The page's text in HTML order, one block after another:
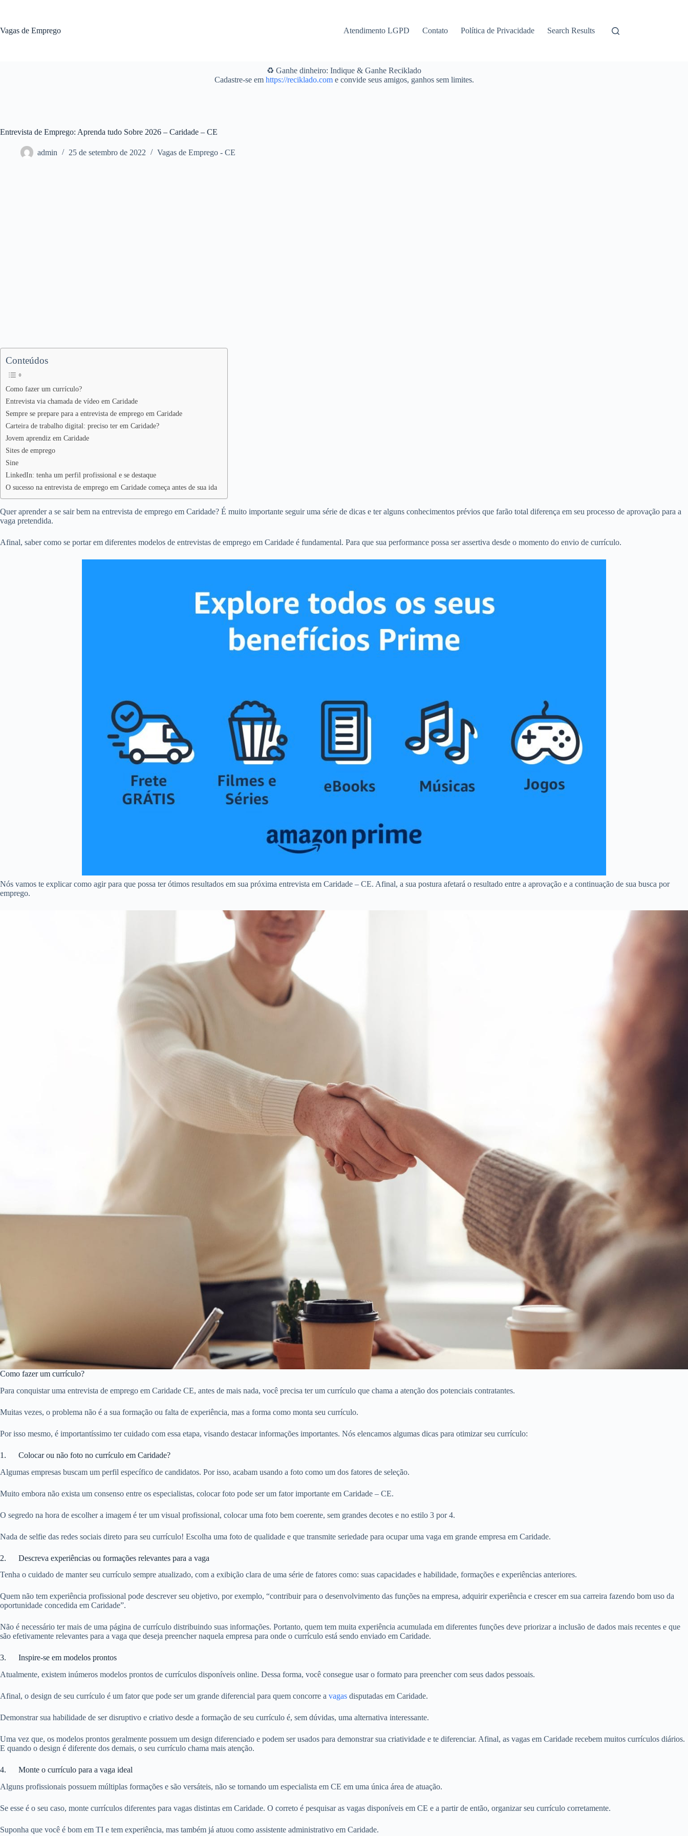
conteúdo
Vagas de Emprego Atendimento LGPD Contato Política de Privacidade Search Results
♻️ Ganhe dinheiro: Indique & Ganhe Reciklado
Cadastre-se em https://reciklado.come convide seus amigos, ganhos sem limites.
Entrevista de Emprego: Aprenda tudo Sobre 2026 – Caridade – CE
admin 25 de setembro de 2022 Vagas de Emprego - CE
Conteúdos
Como fazer um currículo?
Entrevista via chamada de vídeo em Caridade
Sempre se prepare para a entrevista de emprego em Caridade
Carteira de trabalho digital: preciso ter em Caridade?
Jovem aprendiz em Caridade
Sites de emprego
Sine
LinkedIn: tenha um perfil profissional e se destaque
O sucesso na entrevista de emprego em Caridade começa antes de sua ida
Quer aprender a se sair bem na entrevista de emprego em Caridade? É muito importante seguir uma série de dicas e ter alguns conhecimentos prévios que farão total diferença em seu processo de aprovação para a
vaga pretendida.
Afinal, saber como se portar em diferentes modelos de entrevistas de emprego em Caridade é fundamental. Para que sua performance possa ser assertiva desde o momento do envio de currículo.
Nós vamos te explicar como agir para que possa ter ótimos resultados em sua próxima entrevista em Caridade – CE. Afinal, a sua postura afetará o resultado entre a aprovação e a continuação de sua busca por
emprego.
Como fazer um currículo?
Para conquistar uma entrevista de emprego em Caridade CE, antes de mais nada, você precisa ter um currículo que chama a atenção dos potenciais contratantes.
Muitas vezes, o problema não é a sua formação ou falta de experiência, mas a forma como monta seu currículo.
Por isso mesmo, é importantíssimo ter cuidado com essa etapa, visando destacar informações importantes. Nós elencamos algumas dicas para otimizar seu currículo:
1. Colocar ou não foto no currículo em Caridade?
Algumas empresas buscam um perfil específico de candidatos. Por isso, acabam usando a foto como um dos fatores de seleção.
Muito embora não exista um consenso entre os especialistas, colocar foto pode ser um fator importante em Caridade – CE.
O segredo na hora de escolher a imagem é ter um visual profissional, colocar uma foto bem coerente, sem grandes decotes e no estilo 3 por 4.
Nada de selfie das redes sociais direto para seu currículo! Escolha uma foto de qualidade e que transmite seriedade para ocupar uma vaga em grande empresa em Caridade.
2. Descreva experiências ou formações relevantes para a vaga
Tenha o cuidado de manter seu currículo sempre atualizado, com a exibição clara de uma série de fatores como: suas capacidades e habilidade, formações e experiências anteriores.
Quem não tem experiência profissional pode descrever seu objetivo, por exemplo, “contribuir para o desenvolvimento das funções na empresa, adquirir experiência e crescer em sua carreira fazendo bom uso da
oportunidade concedida em Caridade”.
Não é necessário ter mais de uma página de currículo distribuindo suas informações. Portanto, quem tem muita experiência acumulada em diferentes funções deve priorizar a inclusão de dados mais recentes e que
são efetivamente relevantes para a vaga que deseja preencher naquela empresa para onde o currículo está sendo enviado em Caridade.
3. Inspire-se em modelos prontos
Atualmente, existem inúmeros modelos prontos de currículos disponíveis online. Dessa forma, você consegue usar o formato para preencher com seus dados pessoais.
Afinal, o design de seu currículo é um fator que pode ser um grande diferencial para quem concorre a vagas disputadas em Caridade.
Demonstrar sua habilidade de ser disruptivo e criativo desde a formação de seu currículo é, sem dúvidas, uma alternativa interessante.
Uma vez que, os modelos prontos geralmente possuem um design diferenciado e podem ser usados para demonstrar sua criatividade e te diferenciar. Afinal, as vagas em Caridade recebem muitos currículos diários.
E quando o design é diferente dos demais, o seu currículo chama mais atenção.
4. Monte o currículo para a vaga ideal
Alguns profissionais possuem múltiplas formações e são versáteis, não se tornando um especialista em CE em uma única área de atuação.
Se esse é o seu caso, monte currículos diferentes para vagas distintas em Caridade. O correto é pesquisar as vagas disponíveis em CE e a partir de então, organizar seu currículo corretamente.
Suponha que você é bom em TI e tem experiência, mas também já atuou como assistente administrativo em Caridade.